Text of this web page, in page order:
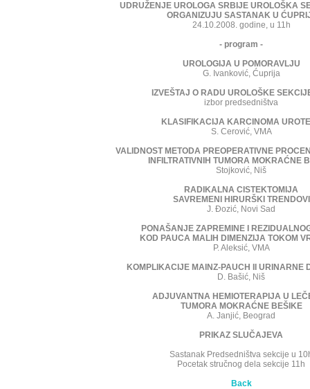
UDRUŽENJE UROLOGA SRBIJE UROLOŠKA
ORGANIZUJU SASTANAK U
24.10.2008. godine, u 11h
- program -
UROLOGIJA U POMORAVLJU
G. Ivanković, Ćuprija
IZVEŠTAJ O RADU UROLOŠKE
izbor predsedništva
KLASIFIKACIJA KARCINOMA
S. Cerović, VMA
VALIDNOST METODA PREOPERATIVNE
INFILTRATIVNIH TUMORA MOKRAĆNE
Stojković, Niš
RADIKALNA CISTEKTOMIJA
SAVREMENI HIRURŠKI TRENDOVI
J. Ðozić, Novi Sad
PONAŠANJE ZAPREMINE I
KOD PAUCA MALIH DIMENZIJA TOKOM
P. Aleksić, VMA
KOMPLIKACIJE MAINZ-PAUCH II URINARNE
D. Bašić, Niš
ADJUVANTNA HEMIOTERAPIJA U
TUMORA MOKRAĆNE BEŠIKE
A. Janjić, Beograd
PRIKAZ SLUČAJEVA
Sastanak Predsedništva sekcije u
Pocetak stručnog dela sekcije 11h
Back